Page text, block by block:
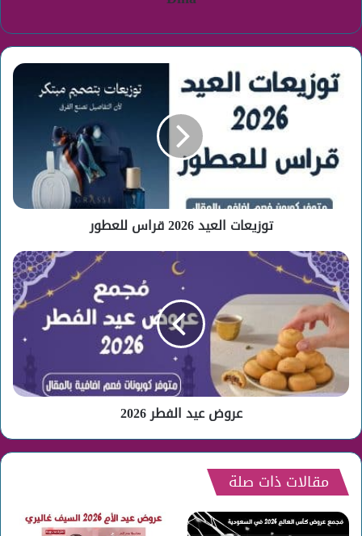
توزيعات
العيد
توزيعات العيد 2026 قراس للعطور
عروض
عيد
الفطر
2026
عروض عيد الفطر 2026
مقالات ذات صلة